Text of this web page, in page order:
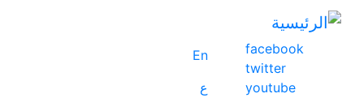
facebook
twitter
youtube
En
ع